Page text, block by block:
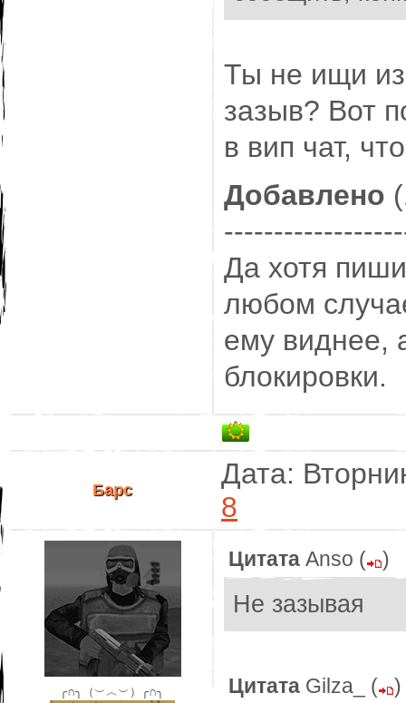
Где ж тут не
Ты не ищи из
зазыв? Вот
в вип чат,
Добавлено
Да хотя
любом
ему виднее,
блокировки.
Барс
Дата:
8
╭∩╮（︶︿︶）╭∩╮
Цитата Anso ( )
Не зазывая
Цитата Gilza_ ( )